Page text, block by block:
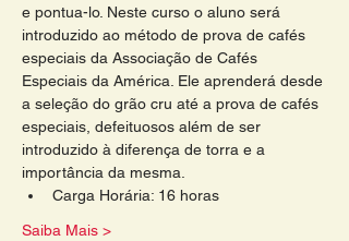
e pontua-lo. Neste curso o aluno será
introduzido ao método de prova de cafés
especiais da Associação de Cafés
Especiais da América. Ele aprenderá desde
a seleção do grão cru até a prova de cafés
especiais, defeituosos além de ser
introduzido à diferença de torra e a
importância da mesma.
Carga Horária: 16 horas
Saiba Mais >